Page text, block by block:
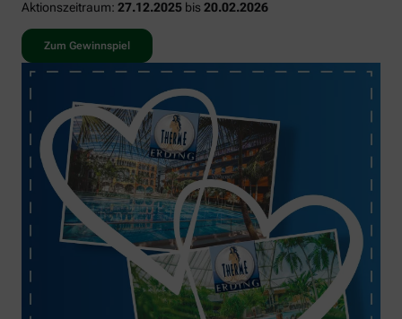
Aktionszeitraum: 27.12.2025 bis 20.02.2026
Zum Gewinnspiel